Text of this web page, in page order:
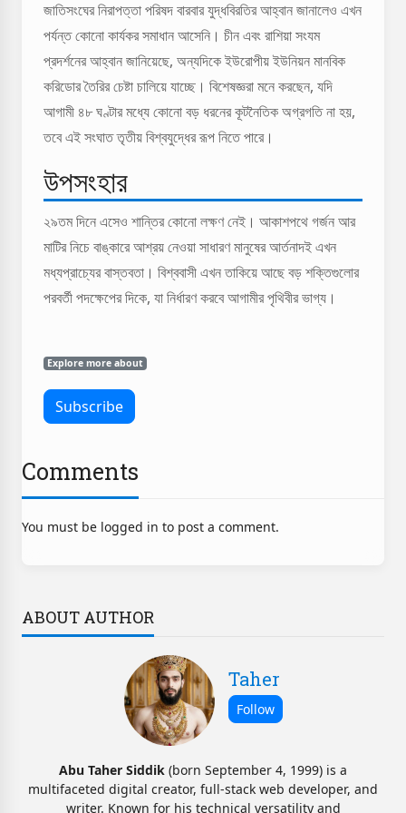
জাতিসংঘের নিরাপত্তা পরিষদ বারবার যুদ্ধবিরতির আহ্বান জানালেও এখন
পর্যন্ত কোনো কার্যকর সমাধান আসেনি। চীন এবং রাশিয়া সংযম
প্রদর্শনের আহ্বান জানিয়েছে, অন্যদিকে ইউরোপীয় ইউনিয়ন মানবিক
করিডোর তৈরির চেষ্টা চালিয়ে যাচ্ছে। বিশেষজ্ঞরা মনে করছেন, যদি
আগামী ৪৮ ঘণ্টার মধ্যে কোনো বড় ধরনের কূটনৈতিক অগ্রগতি না হয়,
তবে এই সংঘাত তৃতীয় বিশ্বযুদ্ধের রূপ নিতে পারে।
উপসংহার
২৯তম দিনে এসেও শান্তির কোনো লক্ষণ নেই। আকাশপথে গর্জন আর
মাটির নিচে বাঙ্কারে আশ্রয় নেওয়া সাধারণ মানুষের আর্তনাদই এখন
মধ্যপ্রাচ্যের বাস্তবতা। বিশ্ববাসী এখন তাকিয়ে আছে বড় শক্তিগুলোর
পরবর্তী পদক্ষেপের দিকে, যা নির্ধারণ করবে আগামীর পৃথিবীর ভাগ্য।
Explore more about
Comments
You must be logged in to post a comment.
ABOUT AUTHOR
Taher
Abu Taher Siddik (born September 4, 1999) is a
multifaceted digital creator, full-stack web developer, and
writer. Known for his technical versatility and